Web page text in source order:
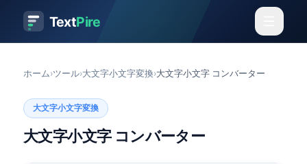
TextPire
ホーム›ツール›大文字小文字変換›大文字小文字 コンバーター
大文字小文字変換
大文字小文字 コンバーター